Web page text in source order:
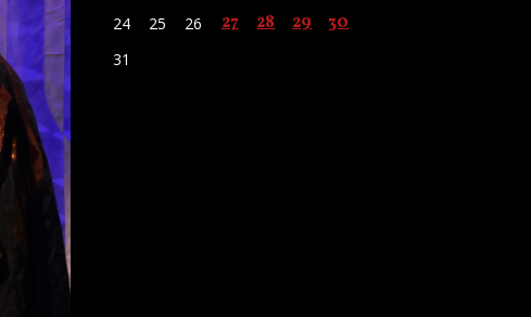
24
25 26 27 28 29 30
31